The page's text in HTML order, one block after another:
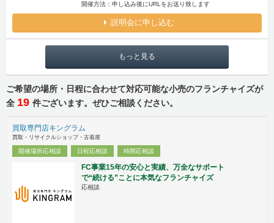
開催方法：申し込み後にURLをお送り致します
説明会に申し込む
もっと見る
ご希望の場所・日程に合わせて対応可能な小売のフランチャイズが
全 19 件ございます。ぜひご相談ください。
買取専門店キングラム
買取・リサイクルショップ・古着屋
開催場所応相談 日程応相談 時間応相談
FC事業15年の安心と実績、万全なサポート
で“続ける”ことに本気なフランチャイズ
応相談